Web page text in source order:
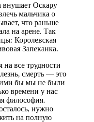
внушает Оскару
мальчика о
что раньше
на арене. Так
Королевская
Запеканка.
на все трудности
смерть — это
бы мы не были
времени у нас
философия.
нужно
на полную